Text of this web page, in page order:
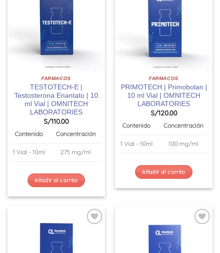
FARMACOS
TESTOTECH-E |
Testosterona Enantato | 10
ml Vial | OMNITECH
LABORATORIES
S/110.00
Contenido Concentración
1 Vial - 10ml 275 mg/ml
Añadir al carrito
FARMACOS
PRIMOTECH | Primobolan |
10 ml Vial | OMNITECH
LABORATORIES
S/120.00
Contenido Concentración
1 Vial - 10ml 100 mg/ml
Añadir al carrito